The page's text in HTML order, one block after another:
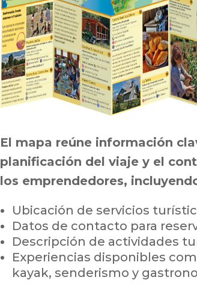
El mapa reúne información
planificación del viaje y el
los emprendedores,
Ubicación de servicios
Datos de contacto para
Descripción de actividades
Experiencias disponibles
kayak, senderismo y